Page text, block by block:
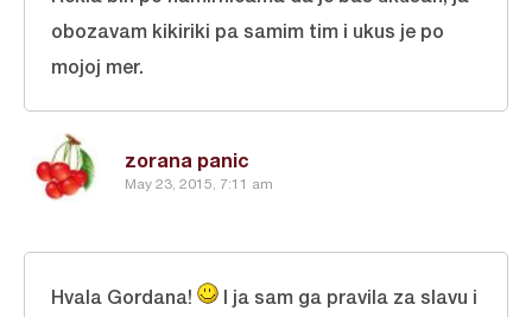
zorana panic
May 23, 2015, 7:11 am
obozavam kikiriki pa samim tim i ukus je po
mojoj mer.
Hvala Gordana!
I ja sam ga pravila za slavu i